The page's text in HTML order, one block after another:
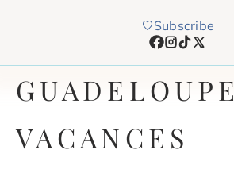
Subscribe
GUADELOUPE
VACANCES